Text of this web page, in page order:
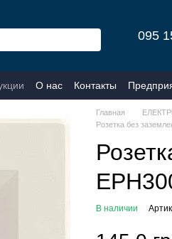
095
О нас Контакты
Главная
Розетка без
В наличии